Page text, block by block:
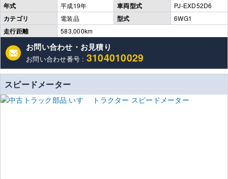
年式 平成19年 車両型式 PJ-EXD52D6
カテゴリ 電装品 型式 6WG1
走行距離 583,000km
お問い合わせ・お見積り
お問い合わせ番号 : 3104010029
スピードメーター